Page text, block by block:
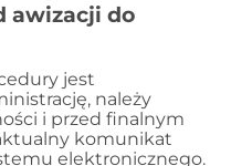
awizacji do
jest
należy
i przed finalnym
komunikat
elektronicznego.